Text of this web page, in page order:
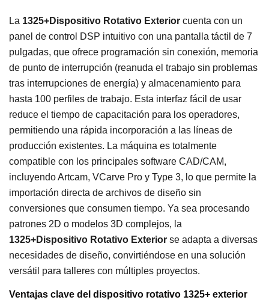
La 1325+Dispositivo Rotativo Exterior cuenta con un
panel de control DSP intuitivo con una pantalla táctil de 7
pulgadas, que ofrece programación sin conexión, memoria
de punto de interrupción (reanuda el trabajo sin problemas
tras interrupciones de energía) y almacenamiento para
hasta 100 perfiles de trabajo. Esta interfaz fácil de usar
reduce el tiempo de capacitación para los operadores,
permitiendo una rápida incorporación a las líneas de
producción existentes. La máquina es totalmente
compatible con los principales software CAD/CAM,
incluyendo Artcam, VCarve Pro y Type 3, lo que permite la
importación directa de archivos de diseño sin
conversiones que consumen tiempo. Ya sea procesando
patrones 2D o modelos 3D complejos, la
1325+Dispositivo Rotativo Exterior se adapta a diversas
necesidades de diseño, convirtiéndose en una solución
versátil para talleres con múltiples proyectos.
Ventajas clave del dispositivo rotativo 1325+ exterior